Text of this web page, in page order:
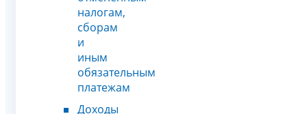
налогам,
сборам
и
иным
обязательным
платежам
Доходы